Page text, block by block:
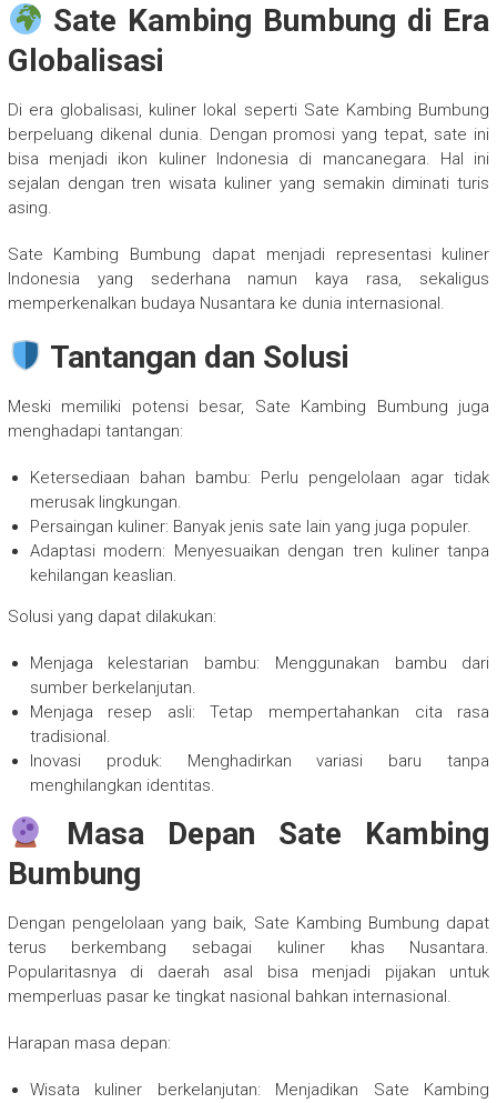
Sate Kambing Bumbung di Era
Globalisasi
Di era globalisasi, kuliner lokal seperti Sate Kambing Bumbung
berpeluang dikenal dunia. Dengan promosi yang tepat, sate ini
bisa menjadi ikon kuliner Indonesia di mancanegara. Hal ini
sejalan dengan tren wisata kuliner yang semakin diminati turis
asing.
Sate Kambing Bumbung dapat menjadi representasi kuliner
Indonesia yang sederhana namun kaya rasa, sekaligus
memperkenalkan budaya Nusantara ke dunia internasional.
Tantangan dan Solusi
Meski memiliki potensi besar, Sate Kambing Bumbung juga
menghadapi tantangan:
Ketersediaan bahan bambu: Perlu pengelolaan agar tidak
merusak lingkungan.
Persaingan kuliner: Banyak jenis sate lain yang juga populer.
Adaptasi modern: Menyesuaikan dengan tren kuliner tanpa
kehilangan keaslian.
Solusi yang dapat dilakukan:
Menjaga kelestarian bambu: Menggunakan bambu dari
sumber berkelanjutan.
Menjaga resep asli: Tetap mempertahankan cita rasa
tradisional.
Inovasi produk: Menghadirkan variasi baru tanpa
menghilangkan identitas.
Masa Depan Sate Kambing
Bumbung
Dengan pengelolaan yang baik, Sate Kambing Bumbung dapat
terus berkembang sebagai kuliner khas Nusantara.
Popularitasnya di daerah asal bisa menjadi pijakan untuk
memperluas pasar ke tingkat nasional bahkan internasional.
Harapan masa depan:
Wisata kuliner berkelanjutan: Menjadikan Sate Kambing